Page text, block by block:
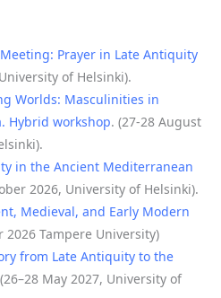
Prayer in Late Antiquity
of Helsinki).
Worlds: Masculinities in
Hybrid workshop. (27-28 August
in the Ancient Mediterranean
2026, University of Helsinki).
Medieval, and Early Modern
2026 Tampere University)
from Late Antiquity to the
(26–28 May 2027, University of